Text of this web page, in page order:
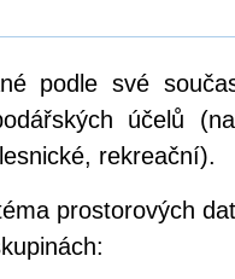
podle své
účelů
rekreační).
prostorových